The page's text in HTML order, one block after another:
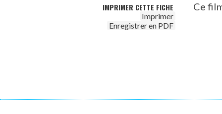
IMPRIMER CETTE FICHE
Imprimer
Enregistrer en PDF
Ce